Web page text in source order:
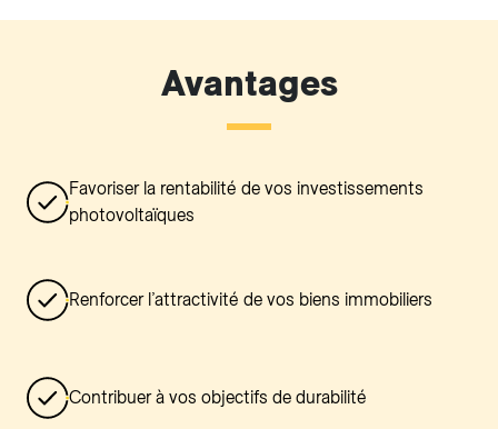
Avantages
Favoriser la rentabilité de vos investissements
photovoltaïques
Renforcer l’attractivité de vos biens immobiliers
Contribuer à vos objectifs de durabilité